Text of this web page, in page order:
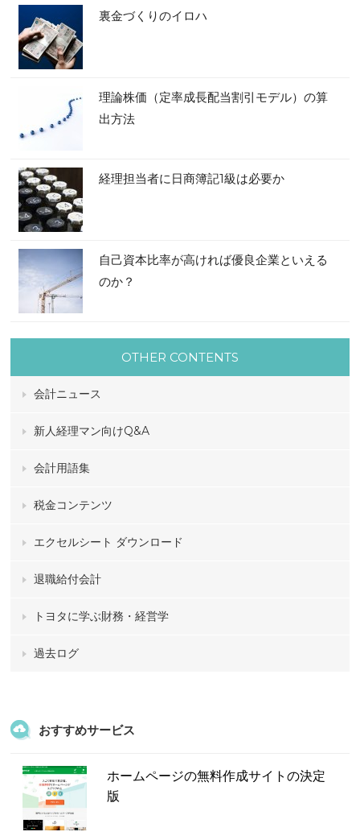
裏金づくりのイロハ
理論株価（定率成長配当割引モデル）の算
出方法
経理担当者に日商簿記1級は必要か
自己資本比率が高ければ優良企業といえる
のか？
OTHER CONTENTS
会計ニュース
新人経理マン向けQ&A
会計用語集
税金コンテンツ
エクセルシート ダウンロード
退職給付会計
トヨタに学ぶ財務・経営学
過去ログ
おすすめサービス
ホームページの無料作成サイトの決定
版